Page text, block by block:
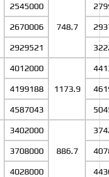
2545000
748.7
2670006
2929521
4012000
1173.9
4199188
4587043
3402000
886.7
3708000
4028000